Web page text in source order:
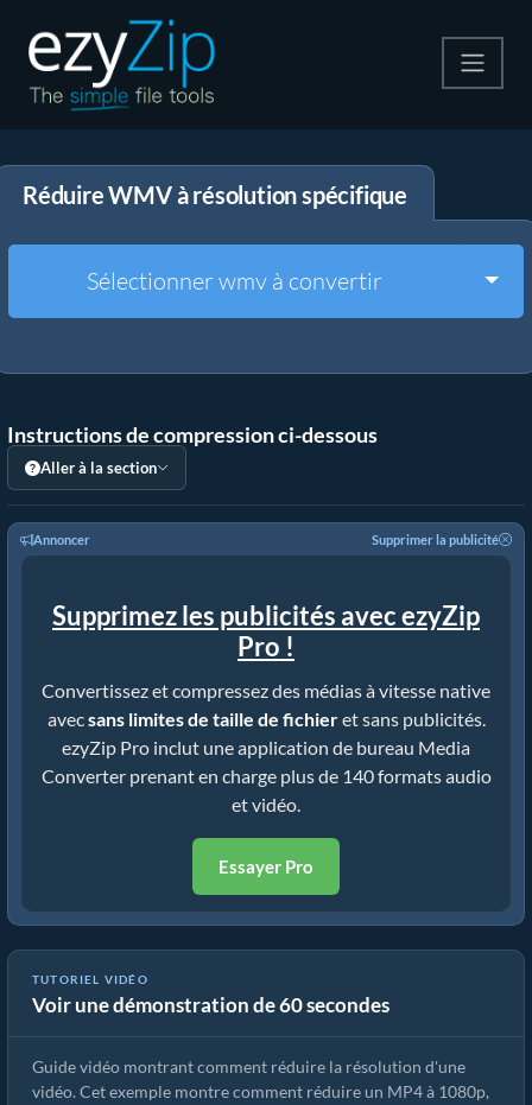
Décompresser
Autres outils
Réduire WMV à résolution spécifique
Sélectionner wmv à convertir
Instructions de compression ci-dessous
Aller à la section
Annoncer Supprimer la publicité
Supprimez les publicités avec ezyZip
Pro !
Convertissez et compressez des médias à vitesse native
avecsans limites de taille de fichieret sans publicités.
ezyZip Pro inclut une application de bureau Media
Converter prenant en charge plus de 140 formats audio
et vidéo.
Essayer Pro
TUTORIEL VIDÉO
Voir une démonstration de 60 secondes
Comment réduire la résolution wmv (Guide simple)
Guide vidéo montrant comment réduire la résolution d'une
vidéo. Cet exemple montre comment réduire un MP4 à 1080p,